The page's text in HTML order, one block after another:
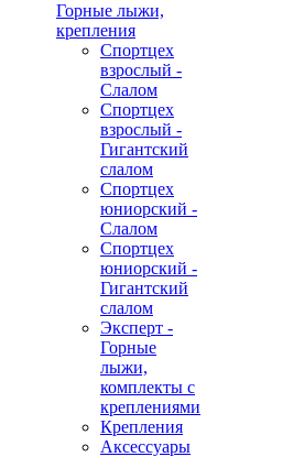
Горные лыжи,
крепления
Спортцех
взрослый -
Слалом
Спортцех
взрослый -
Гигантский
слалом
Спортцех
юниорский -
Слалом
Спортцех
юниорский -
Гигантский
слалом
Эксперт -
Горные
лыжи,
комплекты с
креплениями
Крепления
Аксессуары